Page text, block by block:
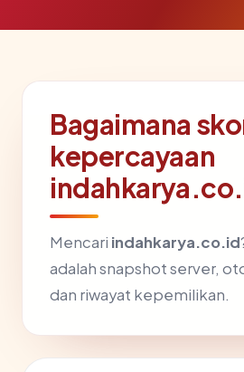
Bagaimana
kepercayaan
Mencari indahkarya.co.id
adalah snapshot server,
dan riwayat kepemilikan.